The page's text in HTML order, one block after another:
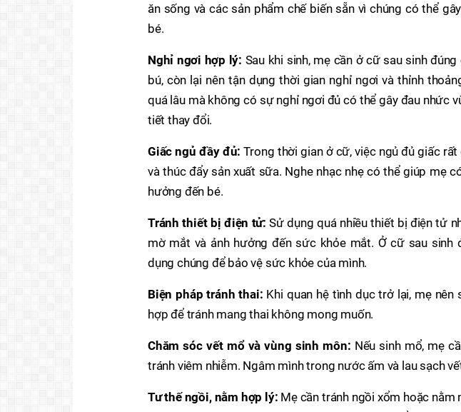
ăn sống và các sản phẩm chế biến sẵn vì chúng có thể
bé.
Nghỉ ngơi hợp lý: Sau khi sinh, mẹ cần ở cữ sau sinh
bú, còn lại nên tận dụng thời gian nghỉ ngơi và thỉnh
quá lâu mà không có sự nghỉ ngơi đủ có thể gây đau nhức
tiết thay đổi.
Giấc ngủ đầy đủ: Trong thời gian ở cữ, việc ngủ đủ giấc
và thúc đẩy sản xuất sữa. Nghe nhạc nhẹ có thể giúp mẹ
hưởng đến bé.
Tránh thiết bị điện tử: Sử dụng quá nhiều thiết bị điện tử
mờ mắt và ảnh hưởng đến sức khỏe mắt. Ở cữ sau sinh
dụng chúng để bảo vệ sức khỏe của mình.
Biện pháp tránh thai: Khi quan hệ tình dục trở lại, mẹ
hợp để tránh mang thai không mong muốn.
Chăm sóc vết mổ và vùng sinh môn: Nếu sinh mổ, mẹ
tránh viêm nhiễm. Ngâm mình trong nước ấm và lau sạch
Tư thế ngồi, nằm hợp lý: Mẹ cần tránh ngồi xổm hoặc